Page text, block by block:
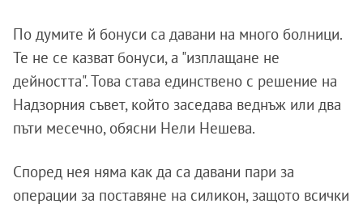
По думите й бонуси са давани на много болници.
Те не се казват бонуси, а "изплащане не
дейността". Това става единствено с решение на
Надзорния съвет, който заседава веднъж или два
пъти месечно, обясни Нели Нешева.
Според нея няма как да са давани пари за
операции за поставяне на силикон, защото всички